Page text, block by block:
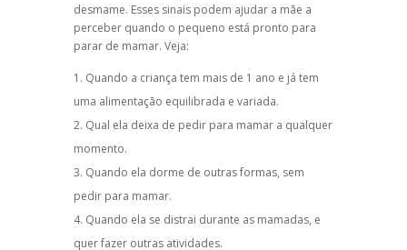
desmame. Esses sinais podem ajudar a mãe a
perceber quando o pequeno está pronto para
parar de mamar. Veja:
Quando a criança tem mais de 1 ano e já tem
uma alimentação equilibrada e variada.
Qual ela deixa de pedir para mamar a qualquer
momento.
Quando ela dorme de outras formas, sem
pedir para mamar.
Quando ela se distrai durante as mamadas, e
quer fazer outras atividades.